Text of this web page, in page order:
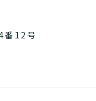
番12号